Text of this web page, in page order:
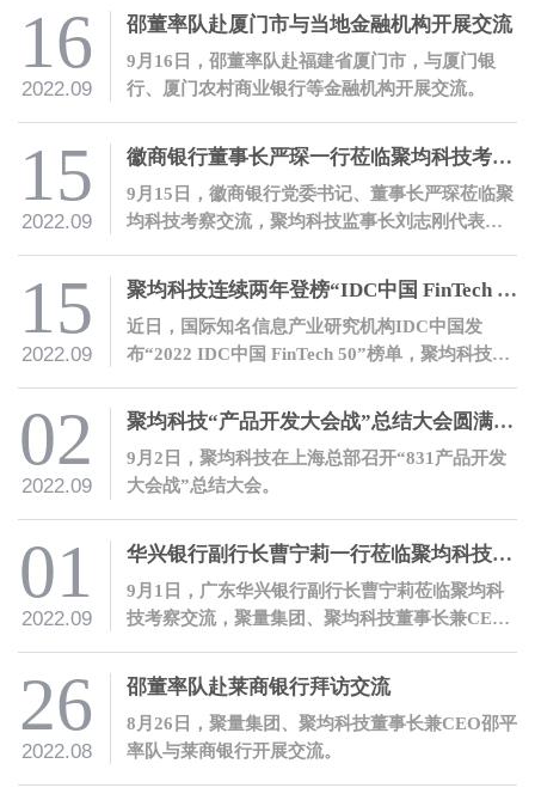
16
2022.09
邵董率队赴厦门市与当地金融机构开展交流
9月16日，邵董率队赴福建省厦门市，与厦门银
行、厦门农村商业银行等金融机构开展交流。
15
2022.09
徽商银行董事长严琛一行莅临聚均科技考察交流
9月15日，徽商银行党委书记、董事长严琛莅临聚
均科技考察交流，聚均科技监事长刘志刚代表公
15
2022.09
聚均科技连续两年登榜“IDC中国 FinTech 50”
近日，国际知名信息产业研究机构IDC中国发
布“2022 IDC中国 FinTech 50”榜单，聚均科技凭
榜。
02
2022.09
聚均科技“产品开发大会战”总结大会圆满召开
9月2日，聚均科技在上海总部召开“831产品开发
大会战”总结大会。
01
2022.09
华兴银行副行长曹宁莉一行莅临聚均科技考察交流
9月1日，广东华兴银行副行长曹宁莉莅临聚均科
技考察交流，聚量集团、聚均科技董事长兼CEO
26
2022.08
邵董率队赴莱商银行拜访交流
8月26日，聚量集团、聚均科技董事长兼CEO邵平
率队与莱商银行开展交流。